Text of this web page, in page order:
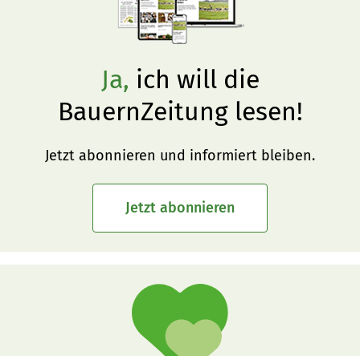
Ja, ich will die
BauernZeitung lesen!
Jetzt abonnieren und informiert bleiben.
Jetzt abonnieren